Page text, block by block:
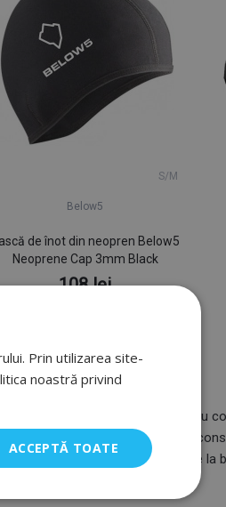
S/M
Below5
de înot din neopren Below5
Neoprene Cap 3mm Black
108 lei
dar și pentru antrenamente sau
o execuție de înaltă calitate. În
. Alegeți o cască de neopren de la
Prin utilizarea site-
noastră privind
ACCEPTĂ TOATE